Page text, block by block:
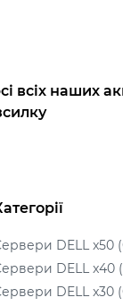
всіх наших
DELL x50
DELL x40
DELL x30